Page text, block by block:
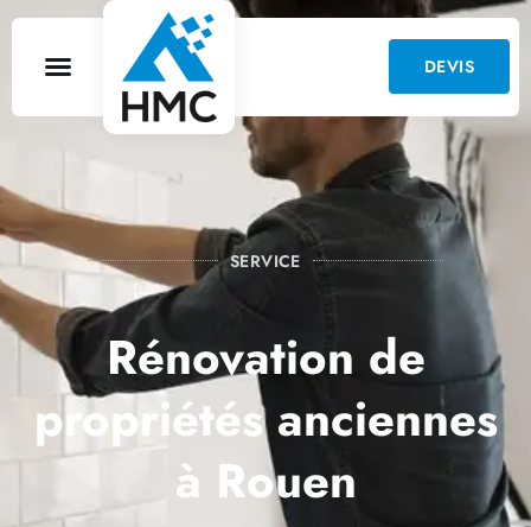
DEVIS
SERVICE
Rénovation de
propriétés anciennes
à Rouen